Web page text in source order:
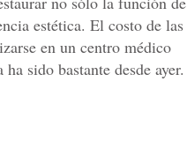
estética. El costo de las
en un centro médico
sido bastante desde ayer.